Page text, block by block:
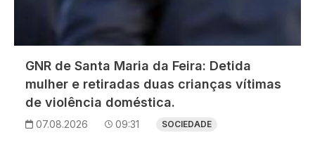
GNR de Santa Maria da Feira: Detida
mulher e retiradas duas crianças vítimas
de violência doméstica.
07.08.2026 09:31 SOCIEDADE